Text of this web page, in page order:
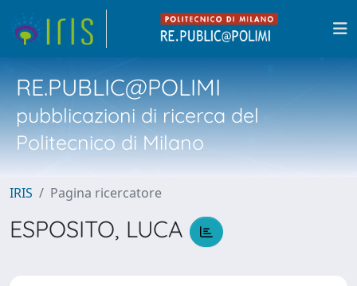
RE.PUBLIC@POLIMI
pubblicazioni di ricerca del
Politecnico di Milano
IRIS Pagina ricercatore
ESPOSITO, LUCA